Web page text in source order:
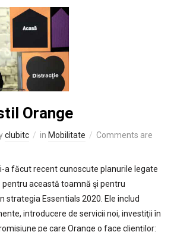
Orange
clubitc in Mobilitate
Comments are
a făcut recent cunoscute planurile legate
această toamnă şi pentru
strategia Essentials 2020. Ele includ
introducere de servicii noi, investiţii în
pe care Orange o face clienților: